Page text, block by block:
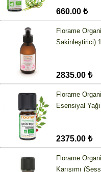
660.00 ₺
Florame
Sakinleştirici)
2835.00 ₺
Florame
Esensiyal
2375.00 ₺
Florame
Karışımı